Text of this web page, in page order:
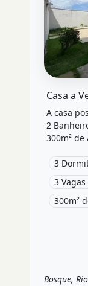
A casa
2
300m² de
Rua
à venda
3
3
300m²
Venda
Bosque,